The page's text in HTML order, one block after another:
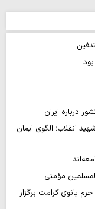
درباره ایران
انقلاب؛ الگوی ایمان
مؤمنی
بانوی کرامت برگزار